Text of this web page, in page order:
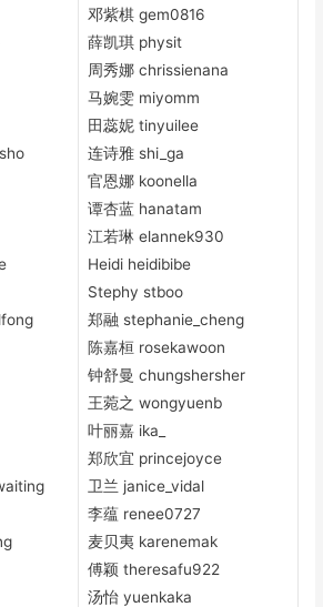
邓紫棋 gem0816
薛凯琪 physit
周秀娜 chrissienana
马婉雯 miyomm
田蕊妮 tinyuilee
连诗雅 shi_ga
官恩娜 koonella
谭杏蓝 hanatam
江若琳 elannek930
Heidi heidibibe
Stephy stboo
郑融 stephanie_cheng
陈嘉桓 rosekawoon
钟舒曼 chungshersher
王菀之 wongyuenb
叶丽嘉 ika_
郑欣宜 princejoyce
卫兰 janice_vidal
李蕴 renee0727
麦贝夷 karenemak
傅颖 theresafu922
汤怡 yuenkaka